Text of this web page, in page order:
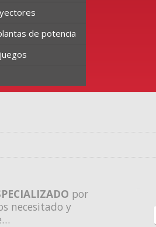
de potencia
por
necesitado y